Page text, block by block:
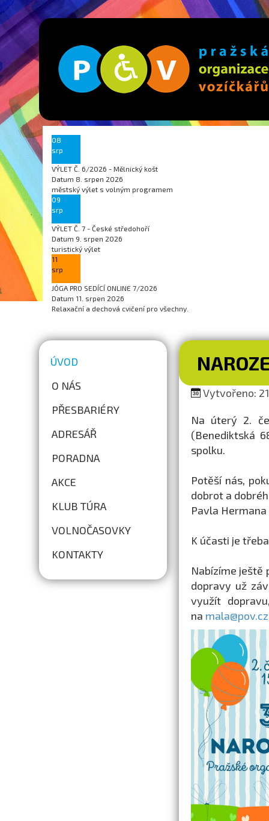
08
srp
VÝLET Č. 6/2026 - Mělnický košt
Datum 8. srpen 2026
městský výlet s volným programem
09
srp
VÝLET Č. 7 - České středohoří
Datum 9. srpen 2026
turistický výlet
11
srp
JÓGA PRO SEDÍCÍ ONLINE 7/2026
Datum 11. srpen 2026
Relaxační a dechová cvičení pro všechny.
ÚVOD
O NÁS
PŘESBARIÉRY
ADRESÁŘ
PORADNA
AKCE
KLUB TÚRA
VOLNOČASOVKY
KONTAKTY
Vytvořeno:
Na úterý 2.
(Benediktská
spolku.
Potěší nás,
dobrot a
Pavla
K účasti je
Nabízíme ještě
dopravy už
využít
na mala@pov.cz